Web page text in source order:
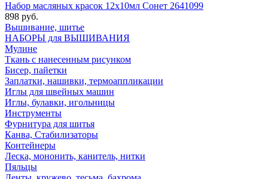
Набор масляных красок 12х10мл Сонет 2641099
898 руб.
Вышивание, шитье
НАБОРЫ для ВЫШИВАНИЯ
Мулине
Ткань с нанесенным рисунком
Бисер, пайетки
Заплатки, нашивки, термоаппликации
Иглы для швейных машин
Иглы, булавки, игольницы
Инструменты
Фурнитура для шитья
Канва, Стабилизаторы
Контейнеры
Леска, мононить, канитель, нитки
Пяльцы